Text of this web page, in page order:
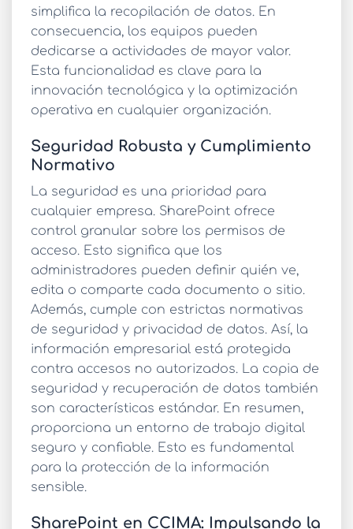
simplifica la recopilación de datos. En
consecuencia, los equipos pueden
dedicarse a actividades de mayor valor.
Esta funcionalidad es clave para la
innovación tecnológica y la optimización
operativa en cualquier organización.
Seguridad Robusta y Cumplimiento
Normativo
La seguridad es una prioridad para
cualquier empresa. SharePoint ofrece
control granular sobre los permisos de
acceso. Esto significa que los
administradores pueden definir quién ve,
edita o comparte cada documento o sitio.
Además, cumple con estrictas normativas
de seguridad y privacidad de datos. Así, la
información empresarial está protegida
contra accesos no autorizados. La copia de
seguridad y recuperación de datos también
son características estándar. En resumen,
proporciona un entorno de trabajo digital
seguro y confiable. Esto es fundamental
para la protección de la información
sensible.
SharePoint en CCIMA: Impulsando la